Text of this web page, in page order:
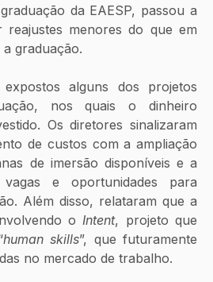
da EAESP, passou a
reajustes menores do que em
graduação.
alguns dos projetos
nos quais o dinheiro
Os diretores sinalizaram
de custos com a ampliação
de imersão disponíveis e a
e oportunidades para
Além disso, relataram que a
o Intent, projeto que
human skills”, que futuramente
no mercado de trabalho.